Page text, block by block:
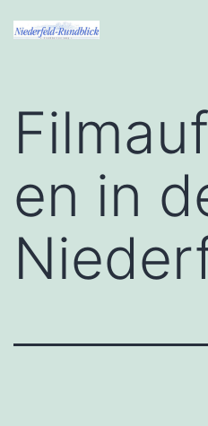
Inhalt
Niederfeld-
en in